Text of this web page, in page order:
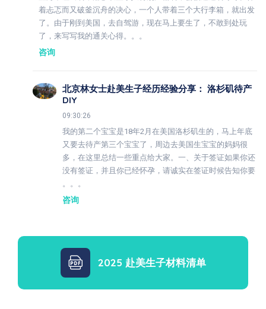
着忐忑而又破釜沉舟的决心，一个人带着三个大行李箱，就出发
了。由于刚到美国，去自驾游，现在马上要生了，不敢到处玩
了，来写写我的通关心得。。。
咨询
北京林女士赴美生子经历经验分享： 洛杉矶待产
DIY
09:30:26
我的第二个宝宝是18年2月在美国洛杉矶生的，马上年底
又要去待产第三个宝宝了，周边去美国生宝宝的妈妈很
多，在这里总结一些重点给大家。一、关于签证如果你还
没有签证，并且你已经怀孕，请诚实在签证时候告知你要
。。。
咨询
2025 赴美生子材料清单